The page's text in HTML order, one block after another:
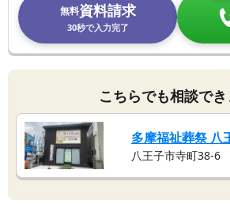
無料資料請求
30秒で入力完了
こちらでも相談で
多摩福祉葬祭 八
八王子市寺町38-6